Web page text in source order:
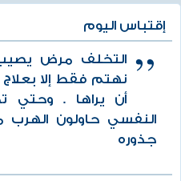
إقتباس اليوم
التخلف مرض
نهتم فقط إلا
أن يراها . وحتي
النفسي حاولون الهرب
جذوره